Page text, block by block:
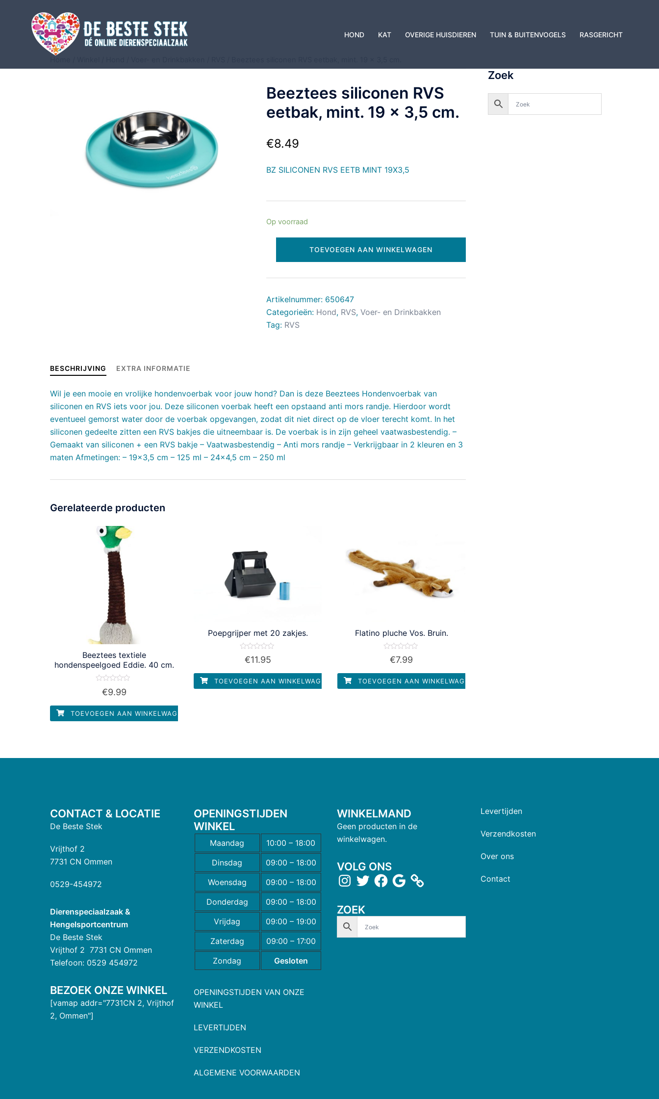
HOND KAT OVERIGE HUISDIEREN TUIN & BUITENVOGELS RASGERICHT
Beeztees siliconen RVS
eetbak, mint. 19 x 3,5 cm.
€8.49
BZ SILICONEN RVS EETB MINT 19X3,5
Op voorraad
TOEVOEGEN AAN WINKELWAGEN
Artikelnummer: 650647
Categorieën: Hond, RVS, Voer- en Drinkbakken
Tag: RVS
BESCHRIJVING EXTRA INFORMATIE
Wil je een mooie en vrolijke hondenvoerbak voor jouw hond? Dan is deze Beeztees Hondenvoerbak van
siliconen en RVS iets voor jou. Deze siliconen voerbak heeft een opstaand anti mors randje. Hierdoor wordt
eventueel gemorst water door de voerbak opgevangen, zodat dit niet direct op de vloer terecht komt. In het
siliconen gedeelte zitten een RVS bakjes die uitneembaar is. De voerbak is in zijn geheel vaatwasbestendig. –
Gemaakt van siliconen + een RVS bakje – Vaatwasbestendig – Anti mors randje – Verkrijgbaar in 2 kleuren en 3
maten Afmetingen: – 19×3,5 cm – 125 ml – 24×4,5 cm – 250 ml
Gerelateerde producten
Beeztees textiele
hondenspeelgoed Eddie. 40 cm.
Waardering
5
€9.99
TOEVOEGEN AAN WINKELWAGEN
Poepgrijper met 20 zakjes.
Waardering
5
€11.95
TOEVOEGEN AAN WINKELWAGEN
Flatino pluche Vos. Bruin.
Waardering
5
€7.99
TOEVOEGEN AAN WINKELWAGEN
Zoek
CONTACT & LOCATIE
De Beste Stek
Vrijthof 2
7731 CN Ommen
0529-454972
Dierenspeciaalzaak &
Hengelsportcentrum
De Beste Stek
Vrijthof 2 7731 CN Ommen
Telefoon: 0529 454972
BEZOEK ONZE WINKEL
[vamap addr="7731CN 2, Vrijthof
2, Ommen"]
OPENINGSTIJDEN
WINKEL
Maandag
10:00 – 18:00
Dinsdag
09:00 – 18:00
Woensdag
09:00 – 18:00
Donderdag
09:00 – 18:00
Vrijdag
09:00 – 19:00
Zaterdag
09:00 – 17:00
Zondag
Gesloten
OPENINGSTIJDEN VAN ONZE
WINKEL
LEVERTIJDEN
VERZENDKOSTEN
ALGEMENE VOORWAARDEN
WINKELMAND
Geen producten in de
winkelwagen.
VOLG ONS
ZOEK
Levertijden
Verzendkosten
Over ons
Contact